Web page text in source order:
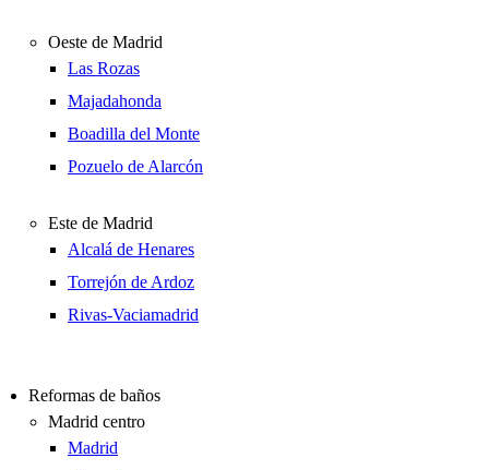
Oeste de Madrid
Las Rozas
Majadahonda
Boadilla del Monte
Pozuelo de Alarcón
Este de Madrid
Alcalá de Henares
Torrejón de Ardoz
Rivas-Vaciamadrid
Reformas de baños
Madrid centro
Madrid